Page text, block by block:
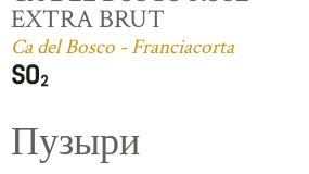
EXTRA BRUT
Ca del Bosco - Franciacorta
Пузыри